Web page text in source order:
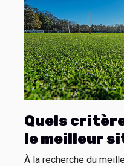
Quels
le meilleur
français ?
À la recherche du